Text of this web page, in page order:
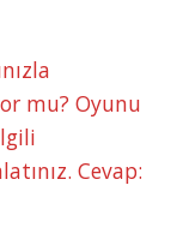
mu? Oyunu
Cevap: